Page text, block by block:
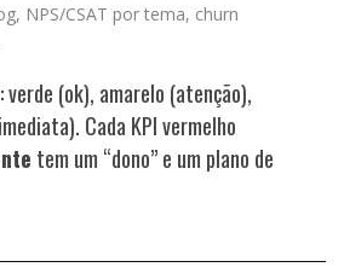
NPS/CSAT por tema, churn
verde (ok), amarelo (atenção),
Cada KPI vermelho
tem um “dono” e um plano de